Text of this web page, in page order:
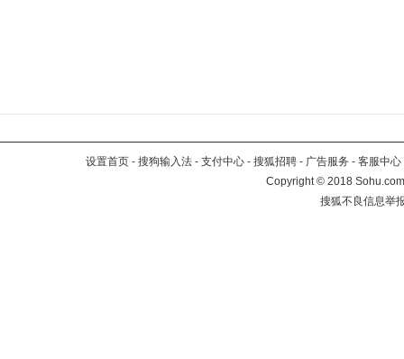
设置首页 - 搜狗输入法 - 支付中心 - 搜狐招聘 - 广告服务 - 客服中心
Copyright©2018
搜狐不良信息举